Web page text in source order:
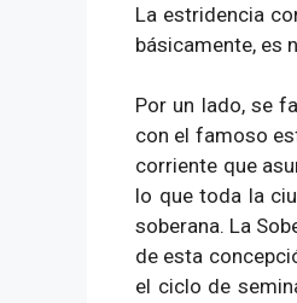
La estridencia
básicamente, es
Por un lado, se
con el famoso
corriente que
lo que toda la
soberana. La
de esta
el ciclo de